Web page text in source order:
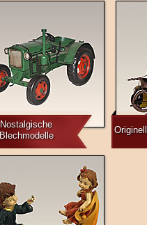
Nostalgische
Blechmodelle